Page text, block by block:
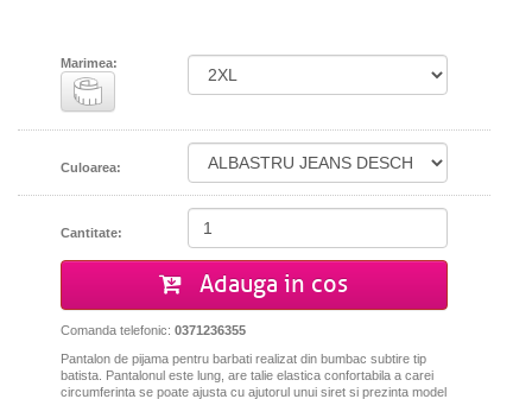
Marimea:
Culoarea:
Cantitate:
Adauga in cos
Comanda telefonic: 0371236355
Pantalon de pijama pentru barbati realizat din bumbac subtire tip
batista. Pantalonul este lung, are talie elastica confortabila a carei
circumferinta se poate ajusta cu ajutorul unui siret si prezinta model